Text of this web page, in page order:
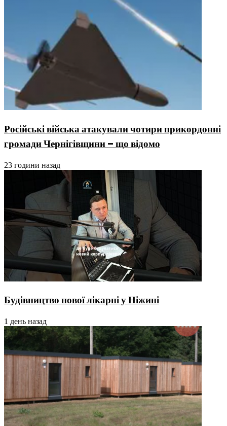
Російські війська атакували чотири прикордонні
громади Чернігівщини – що відомо
23 години назад
Будівництво нової лікарні у Ніжині
1 день назад